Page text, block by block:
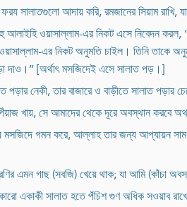
সালাতগুলো আদায় করি, রমজানের সিয়াম রাখি,
ওয়াসাল্লাম-এর নিকট এসে নিবেদন
এর নিকট অনুমতি চাইল। তিনি তাকে
দাও।’’ [অর্থাৎ মসজিদেই এসে সালাত পড়।]
পড়ার নেকী, তার বাজারে ও বাড়ীতে সালাত পড়ার
খায়, সে আমাদের থেকে দূরে অবস্থান
মসজিদে গমন করে, আল্লাহ তার জন্য আপ্যায়ন
এমন গাছ (সবজি) খেয়ে থাক; যা আমি (কাঁচা
একাকী সালাত হতে পঁচিশ গুণ অধিক সওয়াব